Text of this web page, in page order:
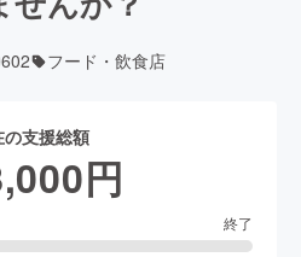
フード・飲食店
の支援総額
円
終了